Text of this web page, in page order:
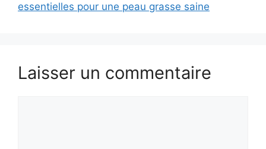
essentielles pour une peau grasse saine
Laisser un commentaire